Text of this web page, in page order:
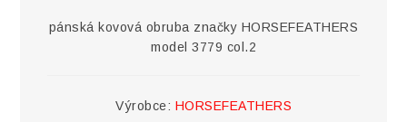
pánská kovová obruba značky HORSEFEATHERS
model 3779 col.2
Výrobce: HORSEFEATHERS